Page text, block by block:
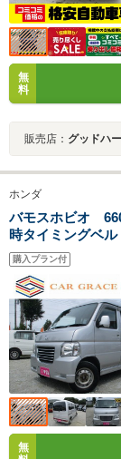
無
料
販売店： グッドハ
ホンダ
バモスホビオ
時タイミングベ
レス CD再生 ヘ
フ パワーウィン
ザー Wエアバ
購入プラン付
無